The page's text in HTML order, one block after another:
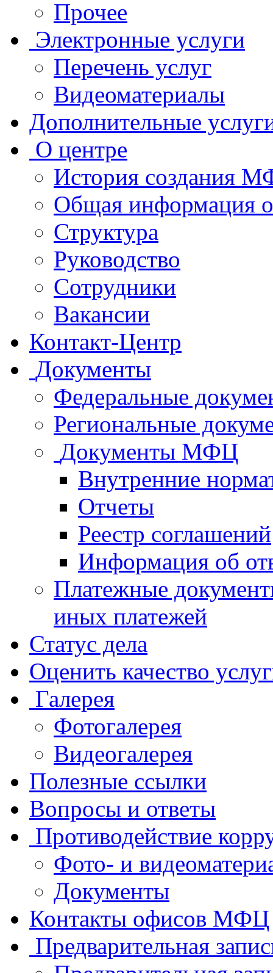
Прочее
Электронные услуги
Перечень услуг
Видеоматериалы
Дополнительные
О центре
История создания
Общая
Структура
Руководство
Сотрудники
Вакансии
Контакт-Центр
Документы
Федеральные
Региональные
Документы МФЦ
Внутренние
Отчеты
Реестр соглашений
Информация об
Платежные
иных платежей
Статус дела
Оценить качество
Галерея
Фотогалерея
Видеогалерея
Полезные ссылки
Вопросы и ответы
Противодействие
Фото- и
Документы
Контакты офисов МФЦ
Предварительная